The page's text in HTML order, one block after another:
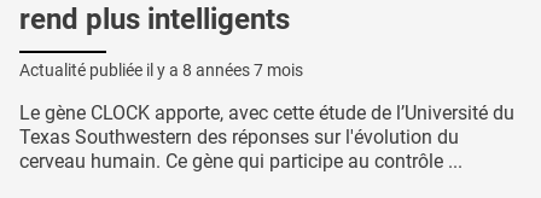
rend plus intelligents
Actualité publiée il y a 8 années 7 mois
Le gène CLOCK apporte, avec cette étude de l’Université du
Texas Southwestern des réponses sur l'évolution du
cerveau humain. Ce gène qui participe au contrôle ...